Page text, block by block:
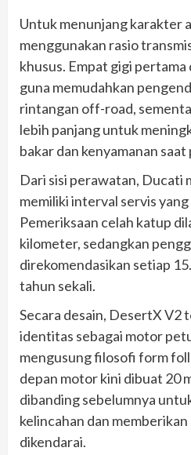
Untuk menunjang karakter
menggunakan rasio
khusus. Empat gigi
guna memudahkan
rintangan off-road,
lebih panjang untuk
bakar dan kenyamanan
Dari sisi perawatan, Ducati
memiliki interval servis
Pemeriksaan celah katup
kilometer, sedangkan
direkomendasikan setiap
tahun sekali.
Secara desain, DesertX V2
identitas sebagai motor
mengusung filosofi form
depan motor kini dibuat 20
dibanding sebelumnya
kelincahan dan
dikendarai.